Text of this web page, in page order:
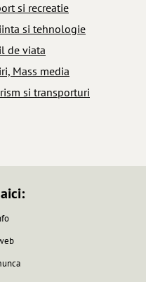
si recreatie
si tehnologie
de viata
Mass media
si transporturi